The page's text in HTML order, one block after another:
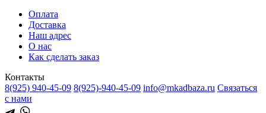
Оплата
Доставка
Наш адрес
О нас
Как сделать заказ
Контакты
8(925) 940-45-09 8(925)-940-45-09 info@mkadbaza.ru Связаться
с нами